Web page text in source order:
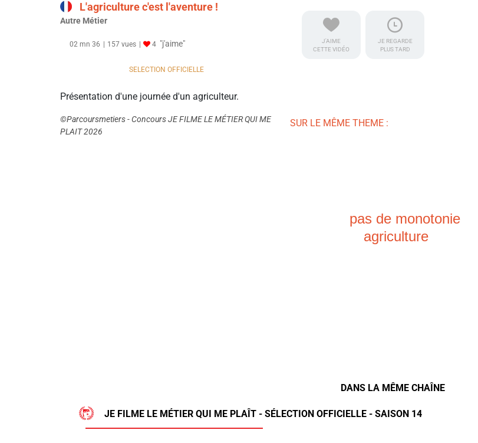
L'agriculture c'est l'aventure !
Autre Métier
02 mn 36 157 vues 4 "j'aime"
SELECTION OFFICIELLE
Présentation d'une journée d'un agriculteur.
©Parcoursmetiers - Concours JE FILME LE MÉTIER QUI ME
PLAIT 2026
J'AIME
CETTE VIDÉO
JE REGARDE
PLUS TARD
SUR LE MÊME THEME :
agriculture
pas de monotonie
DANS LA MÊME CHAÎNE
JE FILME LE MÉTIER QUI ME PLAÎT - SÉLECTION OFFICIELLE - SAISON 14